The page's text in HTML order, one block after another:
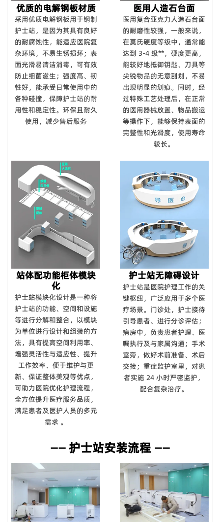
优质的电解钢板材质
采用优质电解钢板用于钢制
护士站，是因为其具有良好
的耐腐蚀性，能适应医院复
杂环境，不易生锈损坏；表
面光滑易清洁消毒，可有效
防止细菌滋生；强度高、韧
性好，能承受日常使用中的
各种碰撞，保障护士站的耐
用性和稳定性。环保且耐久
使用，减少售后服务
医用人造石台面
医用复合亚克力人造石台面
的耐磨性较强，一般来说，
在莫氏硬度等级中，通常能
达到 3-4 级**，硬度更高，
能较好地抵御钥匙、刀具等
尖锐物品的无意刮划，不易
出现明显的划痕。同时，经
过特殊工艺处理后，在正常
的医用器械放置、物品搬运
等操作下，能够保持表面的
完整性和光滑度，使用寿命
较长。
站体配功能柜体模块
化
护士站模块化设计是一种将
护士站的功能、空间和设施
等进行分解和整合，以模块
为单位进行设计和组装的方
法，具有提高空间利用率、
增强灵活性与适应性、提升
工作效率、便于维护与更
新、保证整体美观等优点，
可助力医院优化护理流程，
全方位提升医疗服务品质，
满足患者及医护人员的多元
需求 。
护士站无障碍设计
护士站是医院护理工作的关
键枢纽，广泛应用于多个医
疗场景。门诊处，护士接待
引导患者、进行分诊评估；
病房中，负责患者护理、医
嘱执行及与家属沟通；手术
室旁，做好术前准备、术后
交接；重症监护室里，对患
者实施 24 小时严密监护，
配合复杂治疗。
—— 护士站安装流程 ——